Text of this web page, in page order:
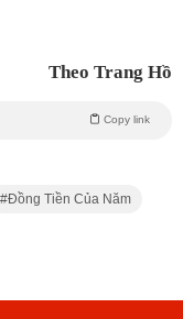
Theo Trang Hồ
Copy link
Đồng Tiền Của Năm